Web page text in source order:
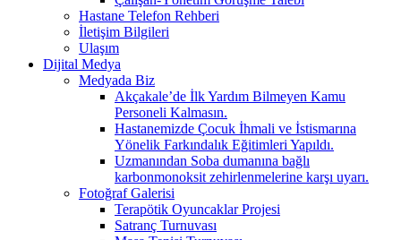
Hastane Telefon Rehberi
İletişim Bilgileri
Ulaşım
Dijital Medya
Medyada Biz
Akçakale’de İlk Yardım Bilmeyen Kamu
Personeli Kalmasın.
Hastanemizde Çocuk İhmali ve İstismarına
Yönelik Farkındalık Eğitimleri Yapıldı.
Uzmanından Soba dumanına bağlı
karbonmonoksit zehirlenmelerine karşı uyarı.
Fotoğraf Galerisi
Terapötik Oyuncaklar Projesi
Satranç Turnuvası